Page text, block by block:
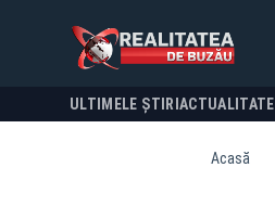
ULTIMELE ȘTIRI ACTUALITATE
Acasă